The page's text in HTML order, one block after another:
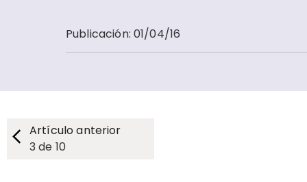
Publicación: 01/04/16
Artículo anterior
3 de 10